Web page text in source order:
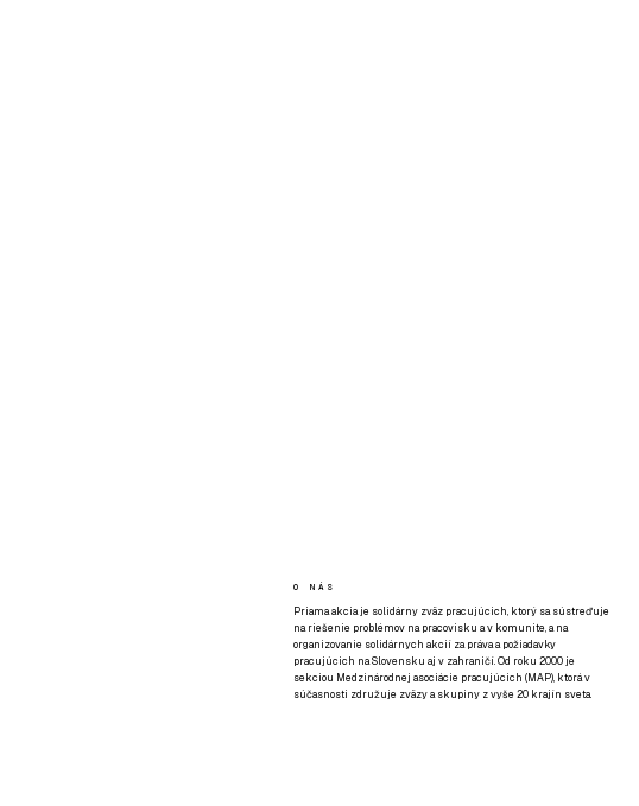
O NÁS
Priama akcia je solidárny zväz pracujúcich, ktorý sa sústreďuje
na riešenie problémov na pracovisku a v komunite, a na
organizovanie solidárnych akcií za práva a požiadavky
pracujúcich na Slovensku aj v zahraničí. Od roku 2000 je
sekciou Medzinárodnej asociácie pracujúcich (MAP), ktorá v
súčasnosti združuje zväzy a skupiny z vyše 20 krajín sveta.